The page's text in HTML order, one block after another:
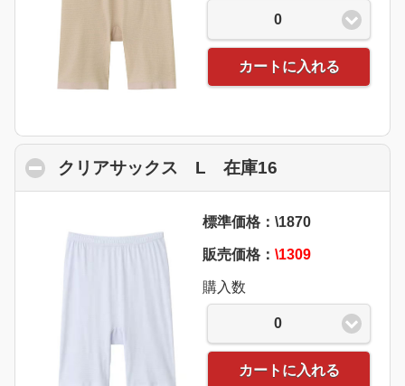
0
カートに入れる
クリアサックス L 在庫16
標準価格：\1870
販売価格： \1309
購入数
0
カートに入れる